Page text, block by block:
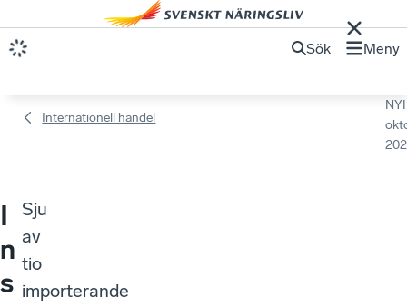
Sök Meny
Internationell handel
I
n
s
Sju
av
tio
importerande